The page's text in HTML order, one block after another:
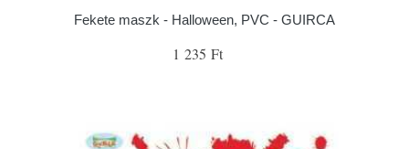
Fekete maszk - Halloween, PVC - GUIRCA
1 235 Ft